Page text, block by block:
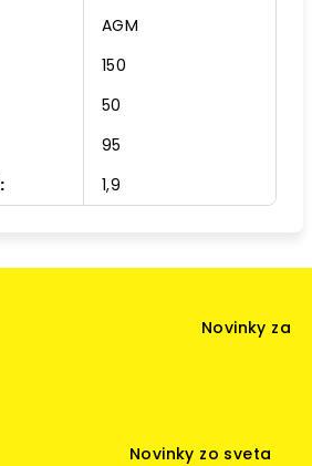
AGM
150
50
95
: 1,9
Novinky za
Novinky zo sveta